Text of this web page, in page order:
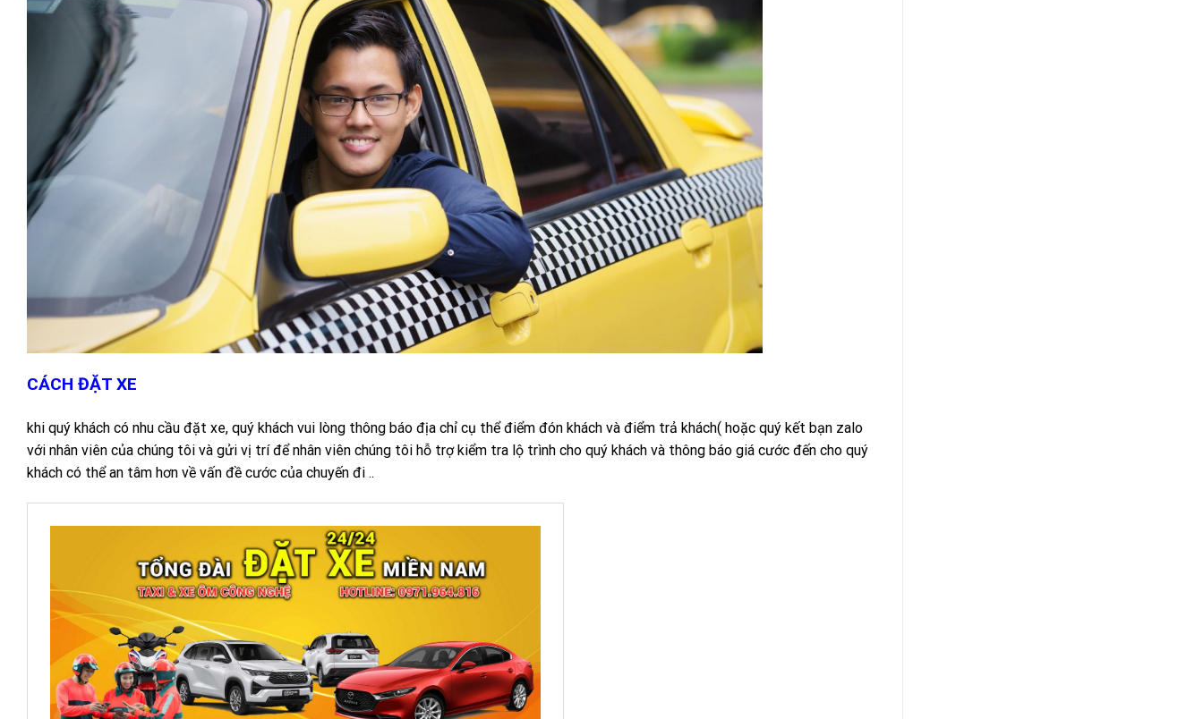
CÁCH ĐẶT XE
khi quý khách có nhu cầu đặt xe, quý khách vui lòng thông báo địa chỉ cụ thể điểm đón khách và điểm trả khách( hoặc quý kết bạn zalo
với nhân viên của chúng tôi và gửi vị trí để nhân viên chúng tôi hỗ trợ kiểm tra lộ trình cho quý khách và thông báo giá cước đến cho quý
khách có thể an tâm hơn về vấn đề cước của chuyến đi ..